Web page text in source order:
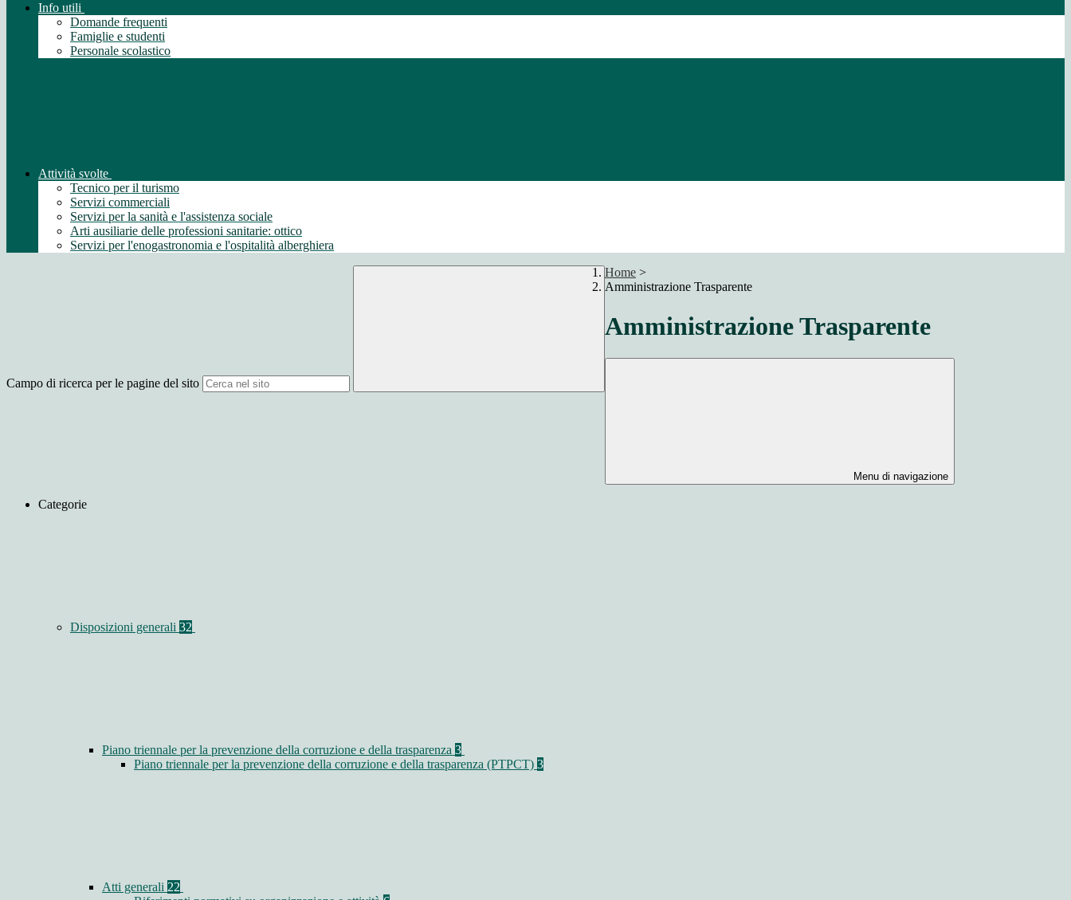
Info utili
Domande frequenti
Famiglie e studenti
Personale scolastico
Attività svolte
Tecnico per il turismo
Servizi commerciali
Servizi per la sanità e l'assistenza sociale
Arti ausiliarie delle professioni sanitarie: ottico
Servizi per l'enogastronomia e l'ospitalità alberghiera
Campo di ricerca per le pagine del sito
Home >
Amministrazione Trasparente
Amministrazione Trasparente
Menu di navigazione
Categorie
Disposizioni generali 32
Piano triennale per la prevenzione della corruzione e della trasparenza 3
Piano triennale per la prevenzione della corruzione e della trasparenza (PTPCT) 3
Atti generali 22